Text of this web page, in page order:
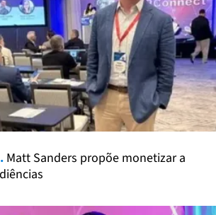
Matt Sanders propõe monetizar a